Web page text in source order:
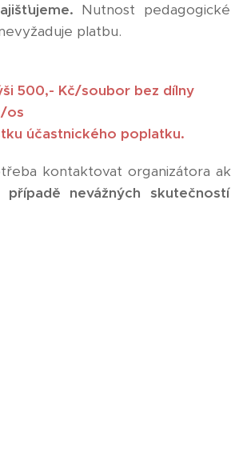
Nutnost
platbu.
výši 500,- Kč/soubor bez
400,- Kč/
poplatku.
kontaktovat organizátora
nevážných